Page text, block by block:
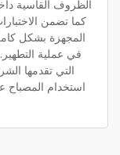
الظروف القاسية
كما تضمن
المجهزة بشكل
في عملية
التي تقدمها
استخدام المصباح